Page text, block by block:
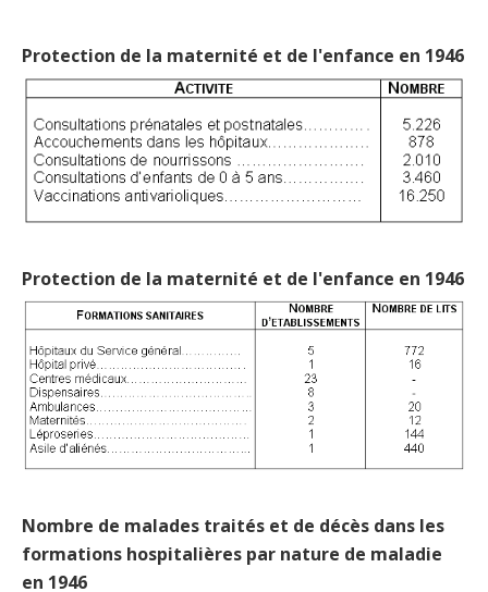
Protection de la maternité et de l'enfance en 1946
Protection de la maternité et de l'enfance en 1946
Nombre de malades traités et de décès dans les
formations hospitalières par nature de maladie
en 1946